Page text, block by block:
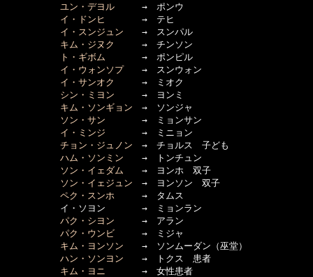
ユン・デヨル →　ポンウ
イ・ドンヒ
→　テヒ
イ・スンジュン →　スンパル
キム・ジヌク
→　チンソン
ト・ギボム →　ポンピル
イ・ウォンソプ →　スンウォン
イ・サンオク
→　ミオク
シン・ミヨン →　ヨンミ
キム・ソンギョン →　ソンジャ
ソン・サン →　ミョンサン
イ・ミンジ →　ミニョン
チョン・ジュノン →　チョルス　子ども
ハム・ソンミン →　トンチュン
ソン・イェダム →　ヨンホ　双子
ソン・イェジュン →　ヨンソン　双子
ペク・スンホ →　タムス
イ・ソヨン　　　　→　ミョンラン
パク・シヨン →　アラン
パク・ウンビ →　ミジャ
キム・ヨンソン →　ソンムーダン（巫堂）
ハン・ソンヨン →　トクス　患者
キム・ヨニ →　女性患者